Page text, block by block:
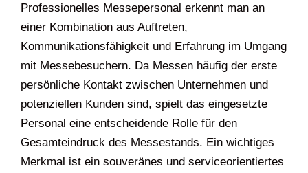
Professionelles Messepersonal erkennt man an
einer Kombination aus Auftreten,
Kommunikationsfähigkeit und Erfahrung im Umgang
mit Messebesuchern. Da Messen häufig der erste
persönliche Kontakt zwischen Unternehmen und
potenziellen Kunden sind, spielt das eingesetzte
Personal eine entscheidende Rolle für den
Gesamteindruck des Messestands. Ein wichtiges
Merkmal ist ein souveränes und serviceorientiertes